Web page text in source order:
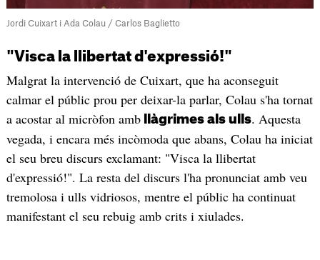
Jordi Cuixart i Ada Colau / Carlos Baglietto
"Visca la llibertat d'expressió!"
Malgrat la intervenció de Cuixart, que ha aconseguit
calmar el públic prou per deixar-la parlar, Colau s'ha tornat
a acostar al micròfon ambllàgrimes als ulls. Aquesta
vegada, i encara més incòmoda que abans, Colau ha iniciat
el seu breu discurs exclamant: "Visca la llibertat
d'expressió!". La resta del discurs l'ha pronunciat amb veu
tremolosa i ulls vidriosos, mentre el públic ha continuat
manifestant el seu rebuig amb crits i xiulades.